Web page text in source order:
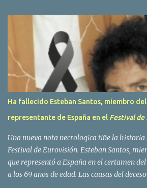
r
s
Ha fallecido Esteban Santos, miembro
representante de España en el Festival de
Una nueva nota necrologica tiñe la historia
Festival de Eurovisión. Esteban Santos,
que representó a España en el certamen
a los 69 años de edad. Las causas del